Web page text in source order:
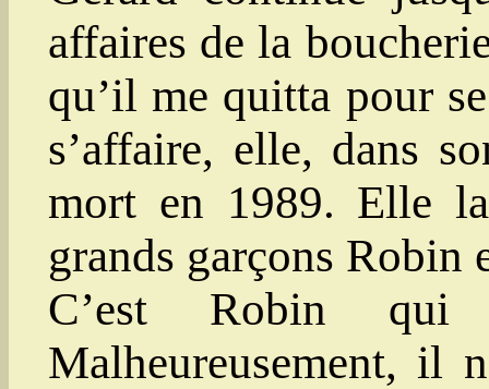
affaires de la
qu’il me quitta pour
s’affaire, elle, dans
mort en 1989. Elle
grands garçons Robin
C’est Robin
Malheureusement, il